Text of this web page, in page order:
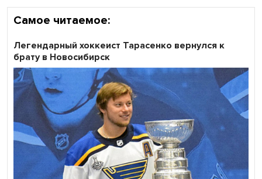
Самое читаемое:
Легендарный хоккеист Тарасенко вернулся к
брату в Новосибирск